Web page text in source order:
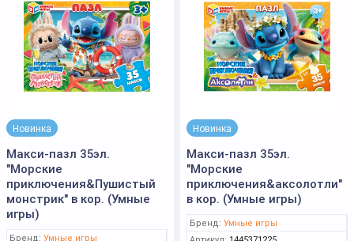
Новинка
Макси-пазл 35эл.
"Морские
приключения&Пушистый
монстрик" в кор. (Умные
игры)
Бренд: Умные игры
Новинка
Макси-пазл 35эл.
"Морские
приключения&аксолотли"
в кор. (Умные игры)
Бренд: Умные игры